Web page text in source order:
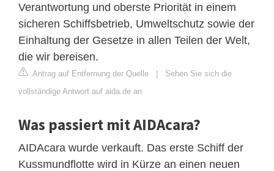
Verantwortung und oberste Priorität in einem
sicheren Schiffsbetrieb, Umweltschutz sowie der
Einhaltung der Gesetze in allen Teilen der Welt,
die wir bereisen.
Antrag auf Entfernung der Quelle | Sehen Sie sich die
vollständige Antwort auf aida.de an
Was passiert mit AIDAcara?
AIDAcara wurde verkauft. Das erste Schiff der
Kussmundflotte wird in Kürze an einen neuen